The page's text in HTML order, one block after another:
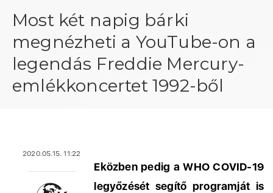
Most két napig bárki
megnézheti a YouTube-on a
legendás Freddie Mercury-
emlékkoncertet 1992-ből
2020.05.15. 11:22
Eközben pedig a WHO COVID-19
legyőzését segítő programját is